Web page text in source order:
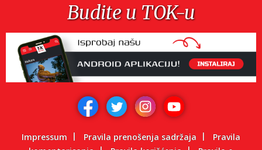
Budite u TOK-u
Impressum Pravila prenošenja sadržaja
Pravila